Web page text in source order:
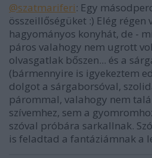
@szatmariferi: Egy
összeillőségüket :) Elég régen
hagyományos konyhát, de -
páros valahogy nem ugrott
olvasgatlak bőszen... és a
(bármennyire is igyekeztem
dolgot a sárgaborsóval,
párommal, valahogy nem
szívemhez, sem a
szóval próbára sarkallnak.
is feladtad a fantáziámnak a